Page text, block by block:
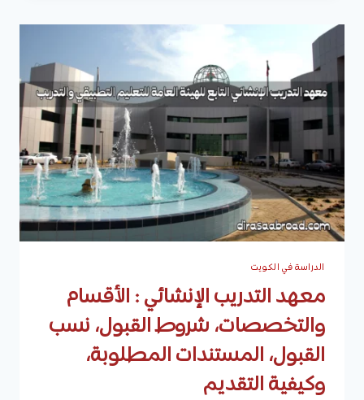
للهيئة
التطبيقي
والتدريب
:
الأقسام
شروط
القبول،
وكيفية
التقديم
الدراسة في الكويت
معهد التدريب الإنشائي : الأقسام
والتخصصات، شروط القبول، نسب
القبول، المستندات المطلوبة،
وكيفية التقديم